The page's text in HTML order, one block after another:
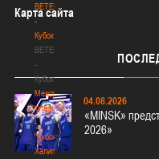
BETERA
-
Кубок
BETERA
-
Кубок
Международный
турнир
-
"Кубок
Халипского"
Карта сайта
04.08.2026
«MINSK»
2026»